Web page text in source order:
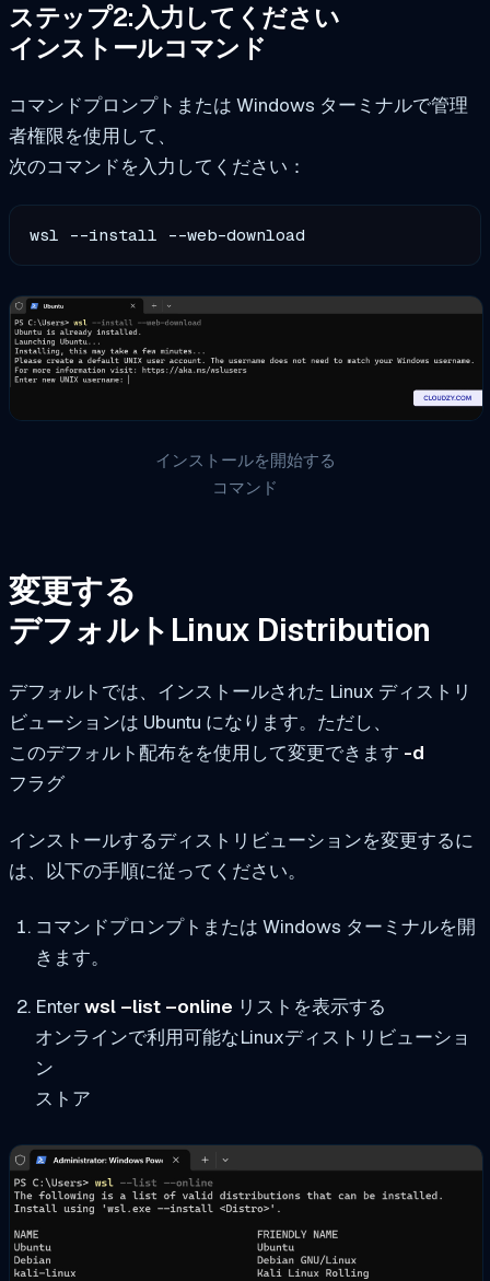
ステップ2:入力してください
インストールコマンド
コマンドプロンプトまたは Windows ターミナルで管理
者権限を使用して、
次のコマンドを入力してください：
wsl --install --web-download
インストールを開始する
コマンド
変更する
デフォルトLinux Distribution
デフォルトでは、インストールされた Linux ディストリ
ビューションは Ubuntu になります。ただし、
このデフォルト配布をを使用して変更できます -d
フラグ
インストールするディストリビューションを変更するに
は、以下の手順に従ってください。
コマンドプロンプトまたは Windows ターミナルを開
きます。
Enterwsl –list –online リストを表示する
オンラインで利用可能なLinuxディストリビューショ
ン
ストア